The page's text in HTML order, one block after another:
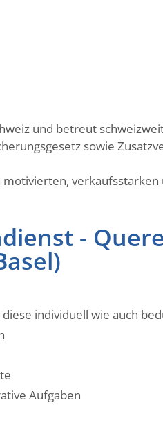
und betreut
sowie
motivierten,
-
individuell wie auch
Aufgaben